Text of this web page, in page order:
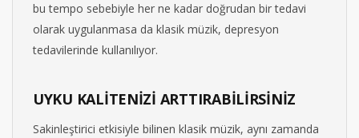
bu tempo sebebiyle her ne kadar doğrudan bir tedavi
olarak uygulanmasa da klasik müzik, depresyon
tedavilerinde kullanılıyor.
UYKU KALİTENİZİ ARTTIRABİLİRSİNİZ
Sakinleştirici etkisiyle bilinen klasik müzik, aynı zamanda